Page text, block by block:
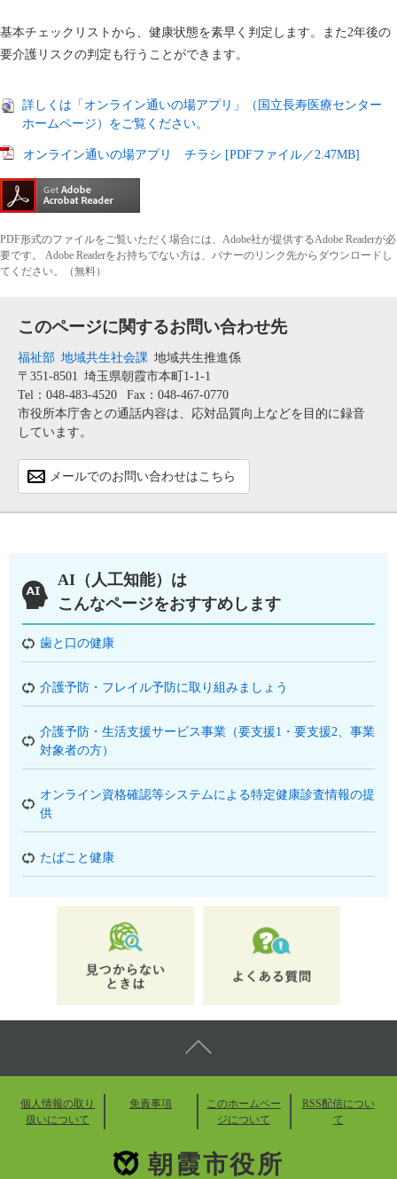
基本チェックリストから、健康状態を素早く判定します。また2年後の
要介護リスクの判定も行うことができます。
詳しくは「オンライン通いの場アプリ」（国立長寿医療センター
ホームページ）をご覧ください。
オンライン通いの場アプリ チラシ [PDFファイル／2.47MB]
PDF形式のファイルをご覧いただく場合には、Adobe社が提供するAdobe Readerが必
要です。
Adobe Readerをお持ちでない方は、バナーのリンク先からダウンロードし
てください。（無料）
このページに関するお問い合わせ先
福祉部 地域共生社会課 地域共生推進係
〒351-8501 埼玉県朝霞市本町1-1-1
Tel：048-483-4520
Fax：048-467-0770
市役所本庁舎との通話内容は、応対品質向上などを目的に録音
しています。
メールでのお問い合わせはこちら
AI（人工知能）は
こんなページをおすすめします
歯と口の健康
介護予防・フレイル予防に取り組みましょう
介護予防・生活支援サービス事業（要支援1・要支援2、事業
対象者の方）
オンライン資格確認等システムによる特定健康診査情報の提
供
たばこと健康
個人情報の取り
扱いについて
免責事項
このホームペー
ジについて
RSS配信につい
て
朝霞市役所